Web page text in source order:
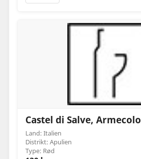
Castel di Salve, Armecolo
Land: Italien
Distrikt: Apulien
Type: Rød